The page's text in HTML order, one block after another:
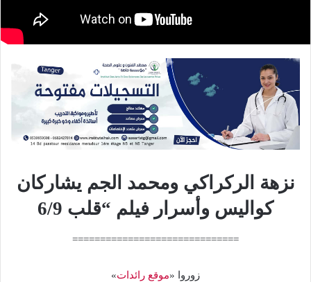
نزهة الركراكي ومحمد الجم يشاركان
كواليس وأسرار فيلم “قلب 6/9
==============================
زوروا «موقع رائدات»